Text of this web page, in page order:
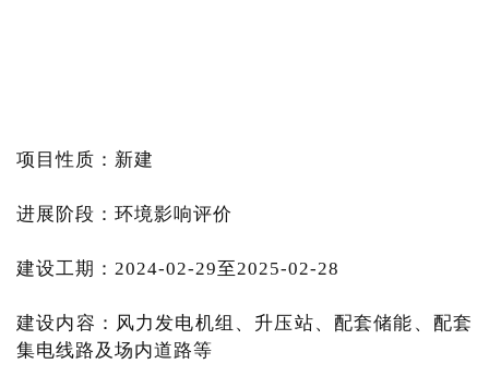
项目性质：新建
进展阶段：环境影响评价
建设工期：2024-02-29至2025-02-28
建设内容：风力发电机组、升压站、配套储能、配套
集电线路及场内道路等